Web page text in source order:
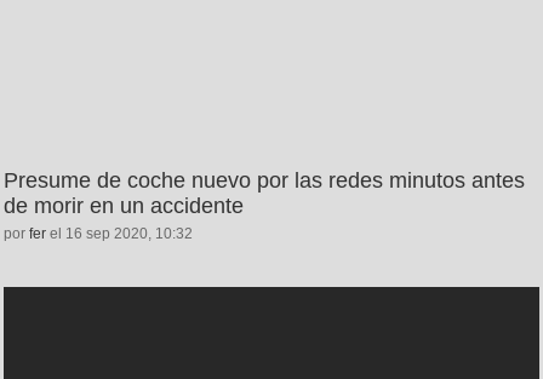
Presume de coche nuevo por las redes minutos antes
de morir en un accidente
por fer el 16 sep 2020, 10:32